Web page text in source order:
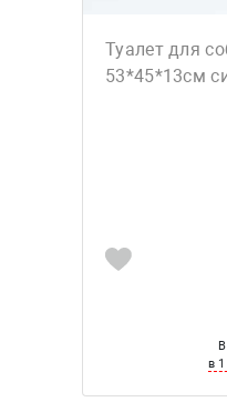
Туалет для
53*45*13см
в 1